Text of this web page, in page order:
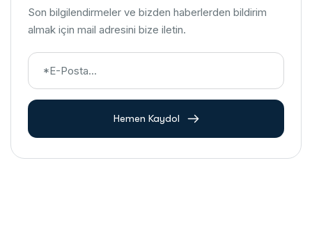
Son bilgilendirmeler ve bizden haberlerden bildirim
almak için mail adresini bize iletin.
Hemen Kaydol